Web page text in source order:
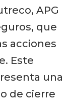
APG
que
acciones
Este
una
de cierre